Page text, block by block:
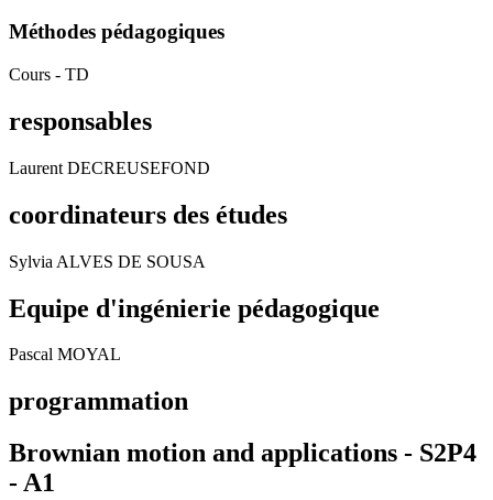
Méthodes pédagogiques
Cours - TD
responsables
Laurent DECREUSEFOND
coordinateurs des études
Sylvia ALVES DE SOUSA
Equipe d'ingénierie pédagogique
Pascal MOYAL
programmation
Brownian motion and applications - S2P4
-A1